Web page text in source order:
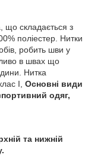
що складається з
поліестер. Нитки
робить шви у
в швах що
Нитка
I, Основні види
одяг,
та нижній